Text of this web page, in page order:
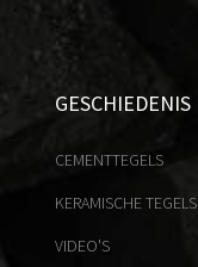
GESCHIEDENIS
CEMENTTEGELS
KERAMISCHE TEGELS
VIDEO'S